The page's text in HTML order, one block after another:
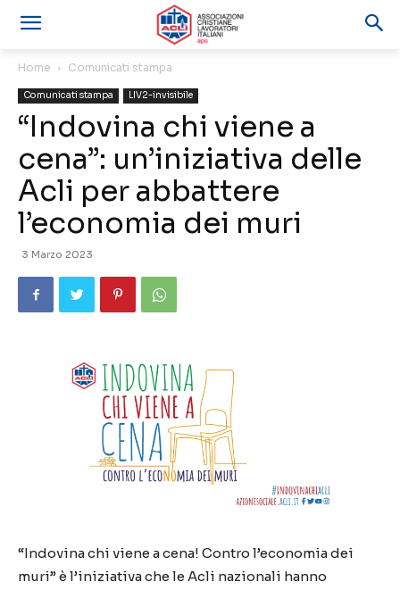
Home Comunicati stampa
Comunicati stampa LIV2-invisibile
“Indovina chi viene a
cena”: un’iniziativa delle
Acli per abbattere
l’economia dei muri
3 Marzo 2023
“Indovina chi viene a cena! Contro l’economia dei
muri” è l’iniziativa che le Acli nazionali hanno